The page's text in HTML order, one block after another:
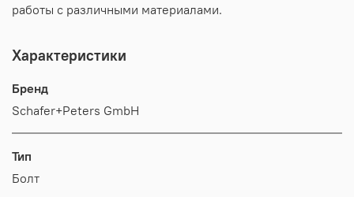
работы с различными материалами.
Характеристики
Бренд
Schafer+Peters GmbH
Тип
Болт